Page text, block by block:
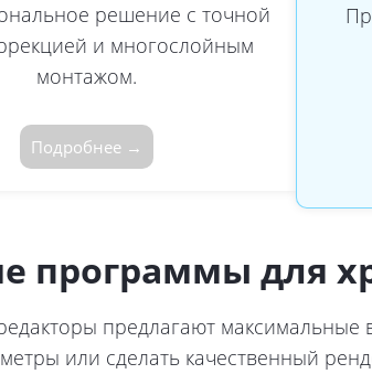
решение с точной
и многослойным
монтажом.
Подробнее →
программы для
предлагают
или сделать качественный